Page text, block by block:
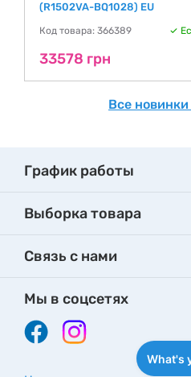
(R1502VA-BQ1028) EU
Код товара: 366389
33578 грн
Все
График работы
Выборка товара
Связь с нами
Мы в соцсетях